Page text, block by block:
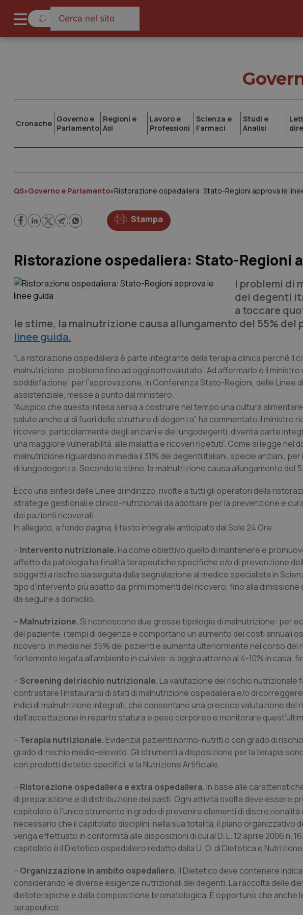
Cronache Governo e
Parlamento
Regioni e
Asl
Lavoro e
Professioni
Scienza e
Farmaci
Studi e
Analisi
QS»Governo e Parlamento»Ristorazione ospedaliera: Stato-Regioni approva le
Stampa
Ristorazione ospedaliera: Stato-Regioni
I problemi di
dei degenti
a toccare
le stime, la malnutrizione causa allungamento del 55% del
linee guida.
“La ristorazione ospedaliera è parte integrante della terapia clinica perché
malnutrizione, problema fino ad oggi sottovalutato”. Ad affermarlo è il ministro
soddisfazione” per l’approvazione, in Conferenza Stato-Regioni, delle Linee
assistenziale, messe a punto dal ministero.
“Auspico che questa intesa serva a costruire nel tempo una cultura
salute anche al di fuori delle strutture di degenza”, ha commentato il ministro
ricovero, particolarmente degli anziani e dei lungodegenti, diventa parte
una maggiore vulnerabilità alle malattia e ricoveri ripetuti”. Come si legge nel
malnutrizione riguardano in media il 31% dei degenti italiani, specie anziani,
di lungodegenza. Secondo le stime, la malnutrizione causa allungamento del
Ecco una sintesi delle Linee di indirizzo, rivolte a tutti gli operatori della
strategie gestionali e clinico-nutrizionali da adottare per la prevenzione e
dei pazienti ricoverati.
In allegato, a fondo pagina, il testo integrale anticipato dalSole 24 Ore.
– Intervento nutrizionale. Ha come obiettivo quello di mantenere e
affetto da patologia ha finalità terapeutiche specifiche e/o di prevenzione
soggetti a rischio sia seguita dalla segnalazione al medico specialista in
tipo d’intervento più adatto dai primi momenti del ricovero, fino alla
da seguire a domicilio.
– Malnutrizione.Si riconoscono due grosse tipologie di malnutrizione: per
del paziente, i tempi di degenza e comportano un aumento dei costi annuali
ricovero, in media nel 35% dei pazienti e aumenta ulteriormente nel corso del
fortemente legata all’ambiente in cui vive: si aggira attorno al 4-10% in casa,
– Screening del rischio nutrizionale. La valutazione del rischio
contrastare l’instaurarsi di stati di malnutrizione ospedaliera e/o di
indici di malnutrizione integrati, che consentano una precoce valutazione del
dell’accettazione in reparto statura e peso corporeo e monitorare
– Terapia nutrizionale. Evidenzia pazienti normo-nutriti o con grado di
grado di rischio medio-elevato. Gli strumenti a disposizione per la terapia
con prodotti dietetici specifici, e la Nutrizione Artificiale.
– Ristorazione ospedaliera e extra ospedaliera. In base alle
di preparazione e di distribuzione dei pasti. Ogni attività svolta deve essere
capitolato è l’unico strumento in grado di prevenire elementi di
necessario che il capitolato disciplini, nella sua totalità, il piano organizzativo
venga effettuato in conformità alle disposizioni di cui al D. L. 12 aprile 2006 n.
capitolato è il Dietetico ospedaliero redatto dalla U. O. di Dietetica e
– Organizzazione in ambito ospedaliero. Il Dietetico deve contenere
considerando le diverse esigenze nutrizionali dei degenti. La raccolta delle
dietoterapiche e dalla composizione bromatologica. È opportuno che
terapeutico.